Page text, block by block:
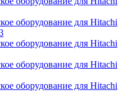
оборудование для Hitachi
оборудование для Hitachi
оборудование для Hitachi
оборудование для Hitachi